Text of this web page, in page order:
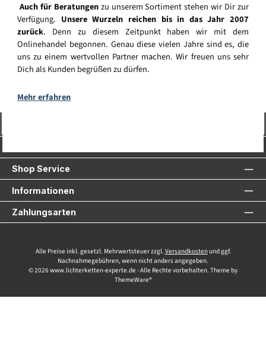
Auch für Beratungenzu unserem Sortiment stehen wir Dir zur
Verfügung. Unsere Wurzeln reichen bis in das Jahr 2007
zurück. Denn zu diesem Zeitpunkt haben wir mit dem
Onlinehandel begonnen. Genau diese vielen Jahre sind es, die
uns zu einem wertvollen Partner machen. Wir freuen uns sehr
Dich als Kunden begrüßen zu dürfen.
Mehr erfahren
Shop Service
Informationen
Zahlungsarten
Alle Preise inkl. gesetzl. Mehrwertsteuer zzgl. Versandkostenund ggf.
Nachnahmegebühren, wenn nicht anders angegeben.
© 2026 www.lichterketten-experte.de - Alle Rechte vorbehalten. Theme by
ThemeWare®